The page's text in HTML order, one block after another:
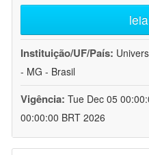
Instituição/UF/País:
- MG - Brasil
Vigência: Tue Dec 05
00:00:00 BRT 2026